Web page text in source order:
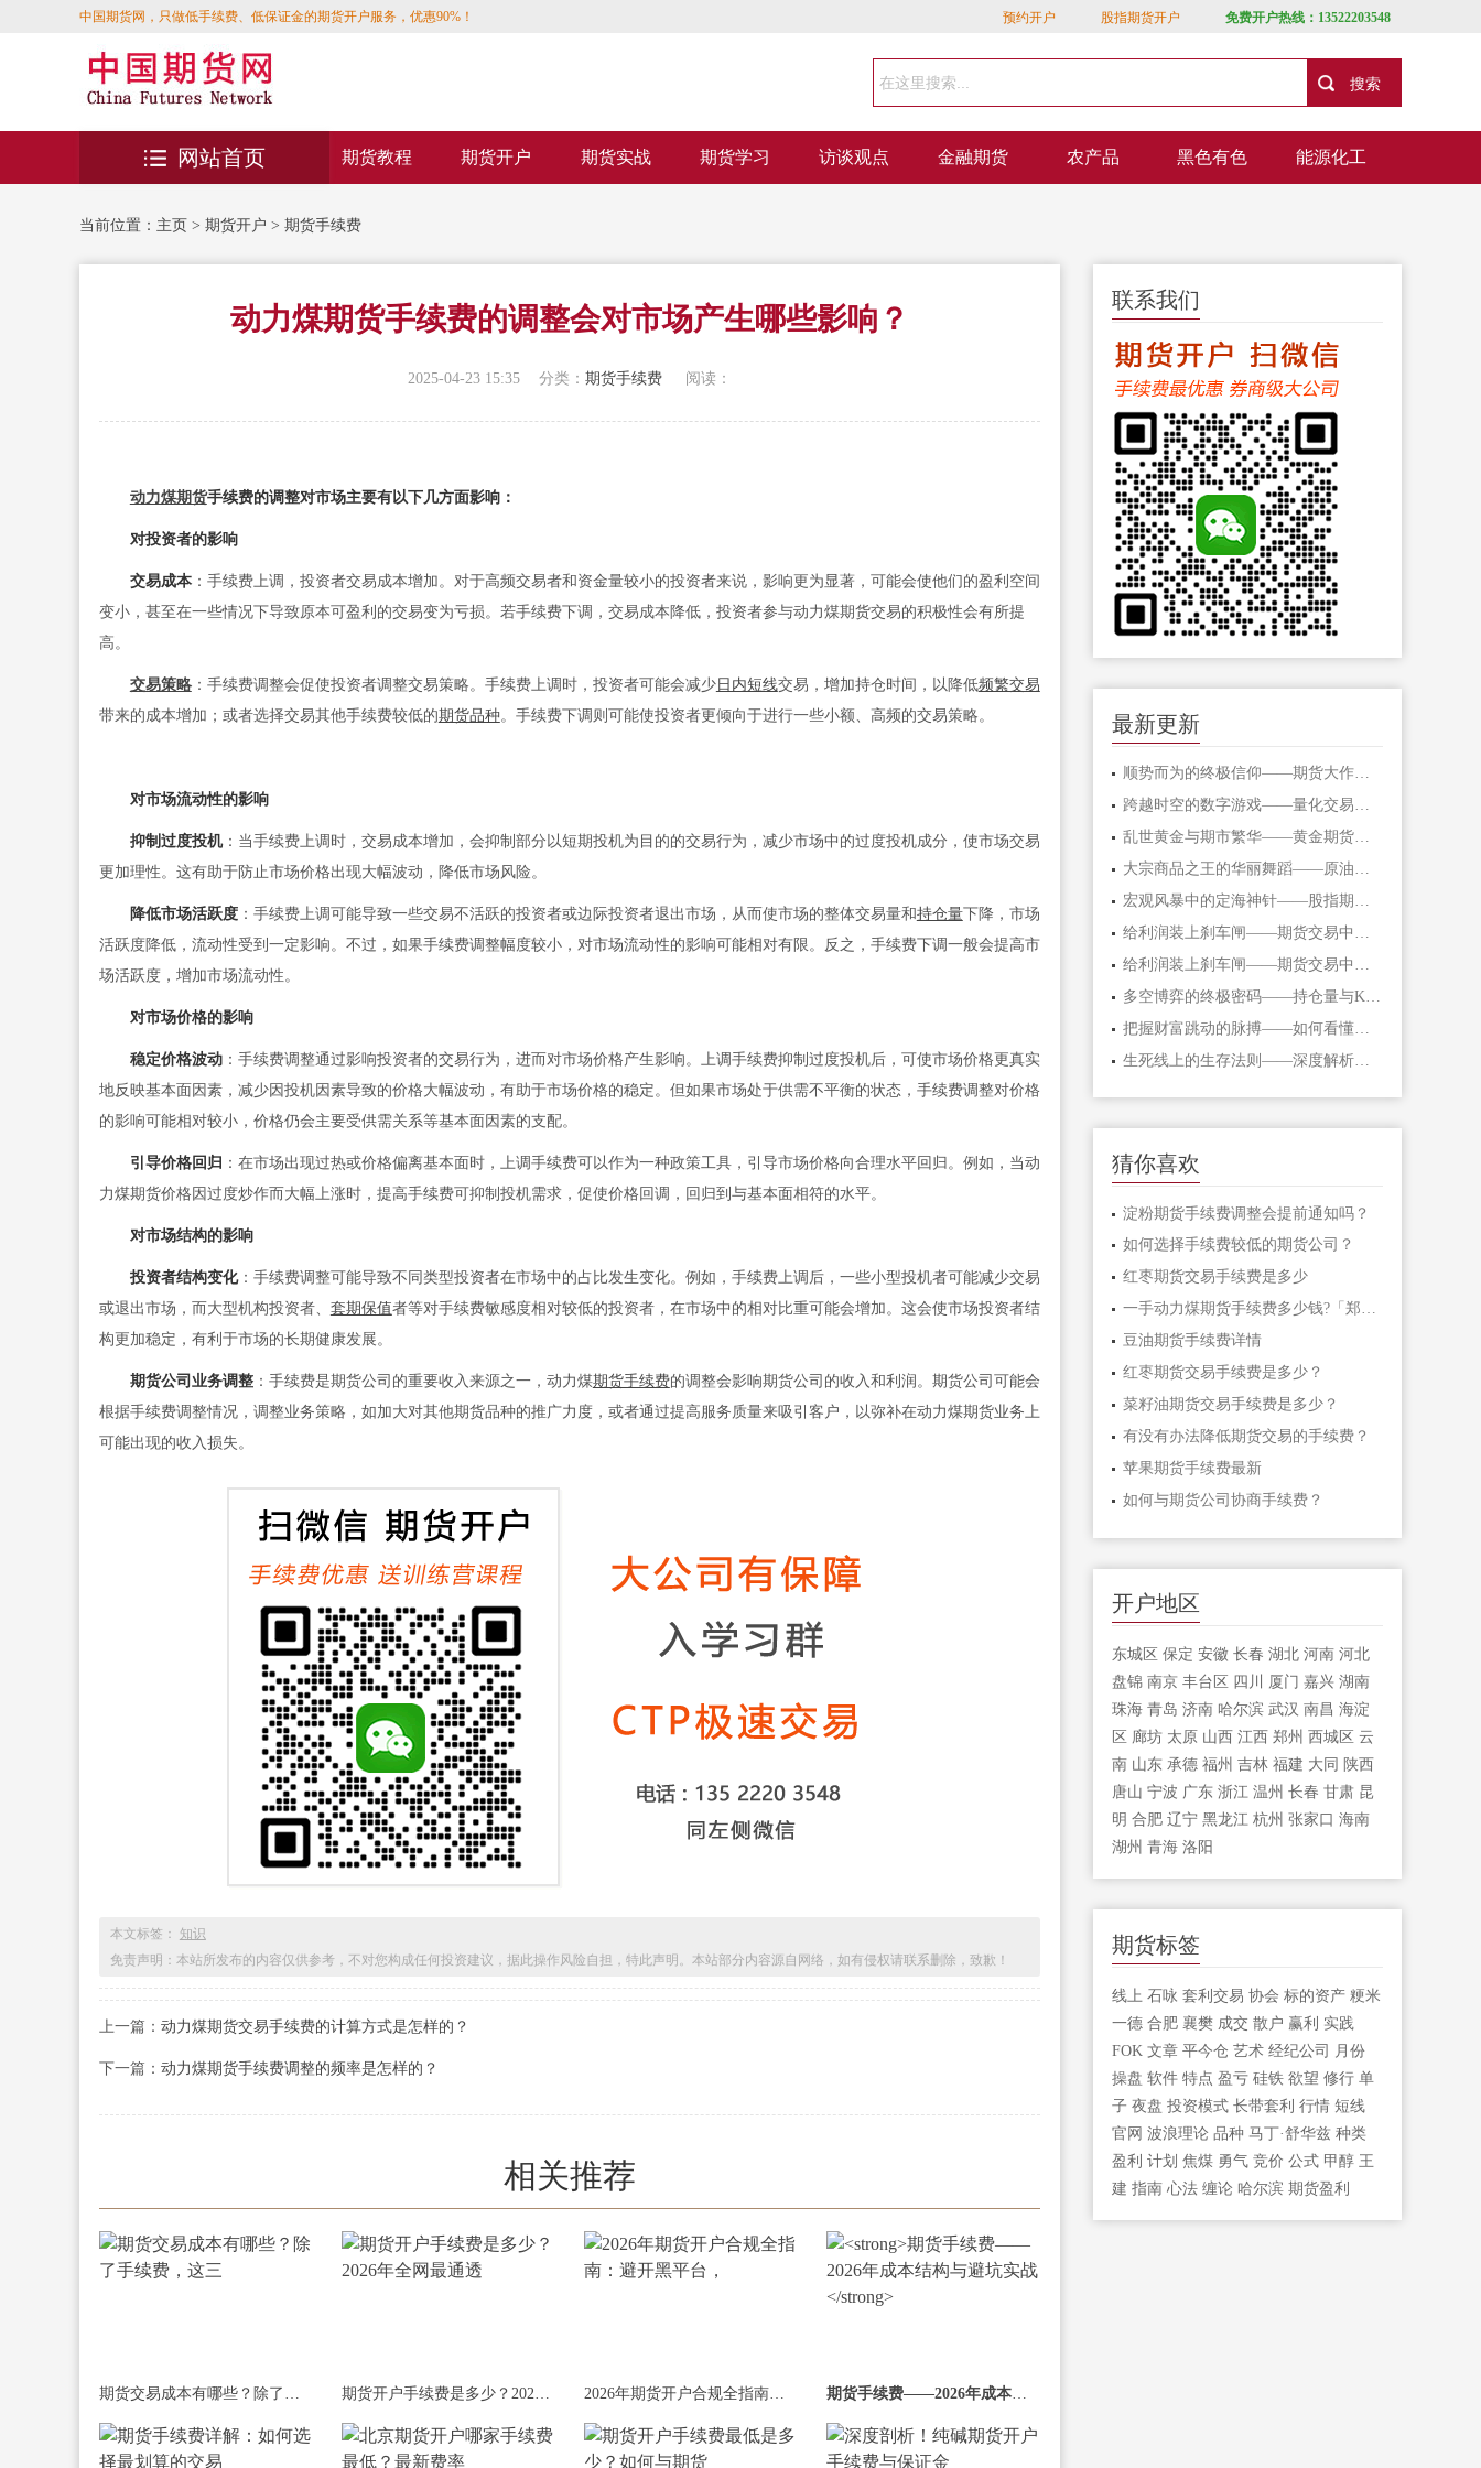
中国期货网，只做低手续费、低保证金的期货开户服务，优惠90%！ 预约开户 股指期货开户 免费开户热线：13522203548
期货教程 期货开户 期货实战 期货学习 访谈观点 金融期货 农产品 黑色有色 能源化工
网站首页
当前位置： 主页 > 期货开户 > 期货手续费
动力煤期货手续费的调整会对市场产生哪些影响？
2025-04-23 15:35 分类： 期货手续费 阅读：
动力煤期货手续费的调整对市场主要有以下几方面影响：
对投资者的影响
交易成本：手续费上调，投资者交易成本增加。对于高频交易者和资金量较小的投资者来说，影响更为显著，可能会使他们的盈利空间
变小，甚至在一些情况下导致原本可盈利的交易变为亏损。若手续费下调，交易成本降低，投资者参与动力煤期货交易的积极性会有所提
高。
交易策略：手续费调整会促使投资者调整交易策略。手续费上调时，投资者可能会减少日内短线交易，增加持仓时间，以降低频繁交易
带来的成本增加；或者选择交易其他手续费较低的期货品种。手续费下调则可能使投资者更倾向于进行一些小额、高频的交易策略。
对市场流动性的影响
抑制过度投机：当手续费上调时，交易成本增加，会抑制部分以短期投机为目的的交易行为，减少市场中的过度投机成分，使市场交易
更加理性。这有助于防止市场价格出现大幅波动，降低市场风险。
降低市场活跃度：手续费上调可能导致一些交易不活跃的投资者或边际投资者退出市场，从而使市场的整体交易量和持仓量下降，市场
活跃度降低，流动性受到一定影响。不过，如果手续费调整幅度较小，对市场流动性的影响可能相对有限。反之，手续费下调一般会提高市
场活跃度，增加市场流动性。
对市场价格的影响
稳定价格波动：手续费调整通过影响投资者的交易行为，进而对市场价格产生影响。上调手续费抑制过度投机后，可使市场价格更真实
地反映基本面因素，减少因投机因素导致的价格大幅波动，有助于市场价格的稳定。但如果市场处于供需不平衡的状态，手续费调整对价格
的影响可能相对较小，价格仍会主要受供需关系等基本面因素的支配。
引导价格回归 ：在市场出现过热或价格偏离基本面时，上调手续费可以作为一种政策工具，引导市场价格向合理水平回归。例如，当动
力煤期货价格因过度炒作而大幅上涨时，提高手续费可抑制投机需求，促使价格回调，回归到与基本面相符的水平。
对市场结构的影响
投资者结构变化：手续费调整可能导致不同类型投资者在市场中的占比发生变化。例如，手续费上调后，一些小型投机者可能减少交易
或退出市场，而大型机构投资者、 套期保值者等对手续费敏感度相对较低的投资者，在市场中的相对比重可能会增加。这会使市场投资者结
构更加稳定，有利于市场的长期健康发展。
期货公司业务调整：手续费是期货公司的重要收入来源之一，动力煤期货手续费的调整会影响期货公司的收入和利润。期货公司可能会
根据手续费调整情况，调整业务策略，如加大对其他期货品种的推广力度，或者通过提高服务质量来吸引客户，以弥补在动力煤期货业务上
可能出现的收入损失。
本文标签： 知识
免责声明：本站所发布的内容仅供参考，不对您构成任何投资建议，据此操作风险自担，特此声明。本站部分内容源自网络，如有侵权请联系删除，致歉！
上一篇： 动力煤期货交易手续费的计算方式是怎样的？
下一篇： 动力煤期货手续费调整的频率是怎样的？
相关推荐
2026年期货开户合规全指南：避开黑平台， 期货手续费——2026年成本结构与避坑实战
联系我们
最新更新
顺势而为的终极信仰——期货大作手的修
跨越时空的数字游戏——量化交易在期货
乱世黄金与期市繁华——黄金期货的避险
大宗商品之王的华丽舞蹈——原油期货的
宏观风暴中的定海神针——股指期货的对
给利润装上刹车闸——期货交易中不可逾
把握财富跳动的脉搏——如何看懂期货主
生死线上的生存法则——深度解析期货爆
猜你喜欢
淀粉期货手续费调整会提前通知吗？
如何选择手续费较低的期货公司？
红枣期货交易手续费是多少
一手动力煤期货手续费多少钱?「郑煤手续
豆油期货手续费详情
红枣期货交易手续费是多少？
菜籽油期货交易手续费是多少？
有没有办法降低期货交易的手续费？
苹果期货手续费最新
如何与期货公司协商手续费？
开户地区
东城区 保定 安徽 长春 湖北 河南 河北
盘锦 南京 丰台区 四川 厦门 嘉兴 湖南
珠海 青岛 济南 哈尔滨 武汉 南昌 海淀
区 廊坊 太原 山西 江西 郑州 西城区 云
南 山东 承德 福州 吉林 福建 大同 陕西
唐山 宁波 广东 浙江 温州 长春 甘肃 昆
明 合肥 辽宁 黑龙江 杭州 张家口 海南
湖州 青海 洛阳
期货标签
线上 石咏 套利交易 协会 标的资产 粳米
一德 合肥 襄樊 成交 散户 赢利 实践
FOK 文章 平今仓 艺术 经纪公司
月份
操盘 软件 特点 盈亏 硅铁 欲望 修行 单
子 夜盘 投资模式 长带套利 行情 短线
官网 波浪理论 品种 马丁·舒华兹 种类
盈利 计划 焦煤 勇气 竞价 公式 甲醇 王
建 指南 心法 缠论 哈尔滨 期货盈利